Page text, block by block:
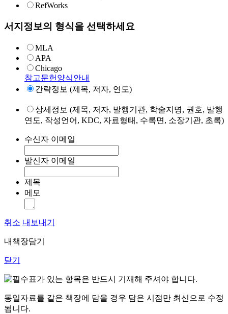
RefWorks
서지정보의 형식을 선택하세요
MLA
APA
Chicago
참고문헌양식안내
간략정보 (제목, 저자, 연도)
상세정보 (제목, 저자, 발행기관, 학술지명, 권호, 발행
연도, 작성언어, KDC, 자료형태, 수록면, 소장기관, 초록)
수신자 이메일
발신자 이메일
제목
메모
취소 내보내기
내책장담기
닫기
표가 있는 항목은 반드시 기재해 주셔야 합니다.
동일자료를 같은 책장에 담을 경우 담은 시점만 최신으로 수정
됩니다.